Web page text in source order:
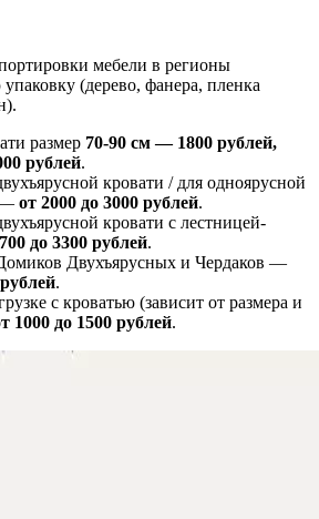
мебели в регионы
(дерево, фанера, пленка
размер 70-90 см — 1800 рублей,
рублей.
кровати / для одноярусной
— от 2000 до 3000 рублей.
кровати с лестницей-
до 3300 рублей.
Двухъярусных и Чердаков —
.
с кроватью (зависит от размера и
1000 до 1500 рублей.